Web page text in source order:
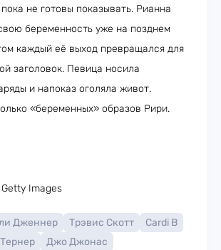
не готовы показывать. Рианна
беременность уже на позднем
каждый её выход превращался для
заголовок. Певица носила
и напоказ оголяла живот.
«беременных» образов Рири.
Images
Дженнер Трэвис Скотт
Cardi B
Джо Джонас